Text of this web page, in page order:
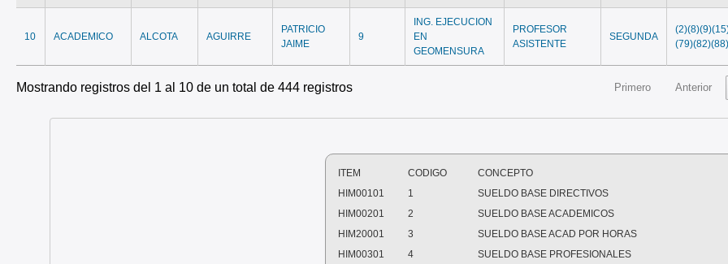
10 ACADEMICO ALCOTA AGUIRRE
PATRICIO
JAIME
9
ING. EJECUCION
EN
GEOMENSURA
PROFESOR
ASISTENTE
SEGUNDA
Mostrando registros del 1 al 10 de un total de 444 registros Primero Anterior
ITEM CODIGO
CONCEPTO
HIM00101
1
SUELDO BASE DIRECTIVOS
HIM00201
2
SUELDO BASE ACADEMICOS
HIM20001
3
SUELDO BASE ACAD POR HORAS
HIM00301
4
SUELDO BASE PROFESIONALES